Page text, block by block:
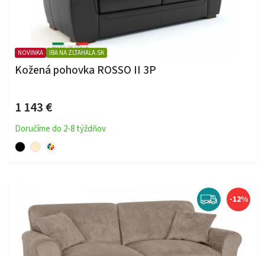
NOVINKA IBA NA ZLTAHALA.SK
Kožená pohovka ROSSO II 3P
1 143 €
Doručíme do 2-8 týždňov
-12%